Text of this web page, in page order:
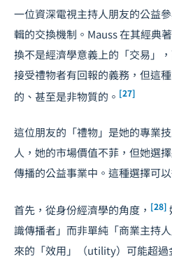
一位資深電視主持人朋友的公益
輯的交換機制。Mauss 在其經典
換不是經濟學意義上的「交易」
接受禮物者有回報的義務，但這
的、甚至是非物質的。 [27]
這位朋友的「禮物」是她的專業
人，她的市場價值不菲，但她選
傳播的公益事業中。這種選擇可
首先，從身份經濟學的角度， [28]
識傳播者」而非單純「商業主持
來的「效用」（utility）可能超過